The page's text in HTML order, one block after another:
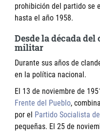
prohibición del partido se
hasta el año 1958.
Desde la década
militar
Durante sus años de
en la política nacional.
El 13 de noviembre de
Frente del Pueblo,
por el Partido Socialista
pequeñas. El 25 de